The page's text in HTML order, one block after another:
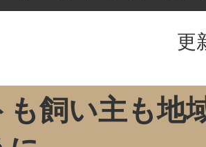
更
も飼い主も地